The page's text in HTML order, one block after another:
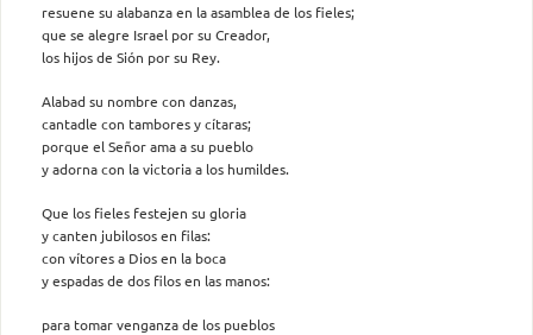
resuene su alabanza en la asamblea de los fieles;
que se alegre Israel por su Creador,
los hijos de Sión por su Rey.
Alabad su nombre con danzas,
cantadle con tambores y cítaras;
porque el Señor ama a su pueblo
y adorna con la victoria a los humildes.
Que los fieles festejen su gloria
y canten jubilosos en filas:
con vítores a Dios en la boca
y espadas de dos filos en las manos:
para tomar venganza de los pueblos